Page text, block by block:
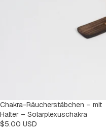
Chakra-Räucherstäbchen – mit
Halter – Solarplexuschakra
$5.00 USD